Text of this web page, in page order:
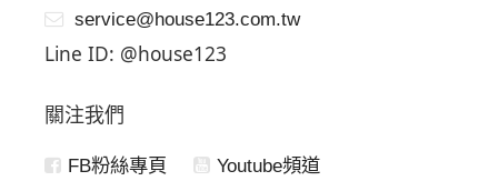
service@house123.com.tw
Line ID: @house123
關注我們
FB粉絲專頁 Youtube頻道